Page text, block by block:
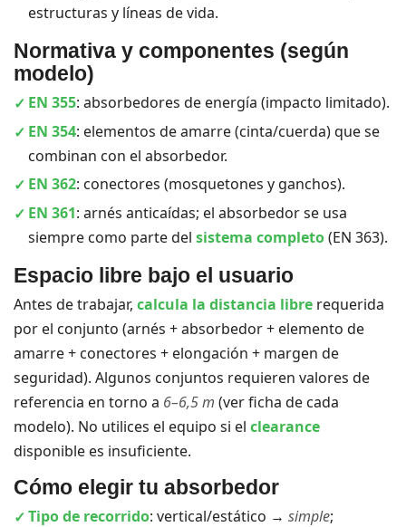
estructuras y líneas de vida.
Normativa y componentes (según
modelo)
EN 355: absorbedores de energía (impacto limitado).
EN 354: elementos de amarre (cinta/cuerda) que se
combinan con el absorbedor.
EN 362: conectores (mosquetones y ganchos).
EN 361: arnés anticaídas; el absorbedor se usa
siempre como parte del sistema completo(EN 363).
Espacio libre bajo el usuario
Antes de trabajar, calcula la distancia libre requerida
por el conjunto (arnés + absorbedor + elemento de
amarre + conectores + elongación + margen de
seguridad). Algunos conjuntos requieren valores de
referencia en torno a 6–6,5 m (ver ficha de cada
modelo). No utilices el equipo si el clearance
disponible es insuficiente.
Cómo elegir tu absorbedor
Tipo de recorrido: vertical/estático → simple;